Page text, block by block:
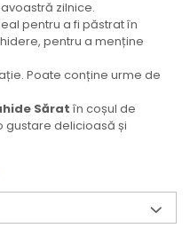
zilnice.
pentru a fi păstrat în
pentru a menține
Poate conține urme de
Sărat în coșul de
delicioasă și